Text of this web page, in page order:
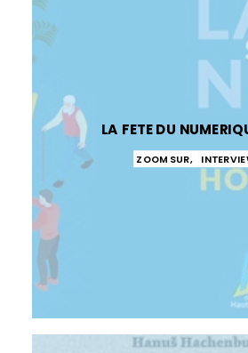
LA FETE DU
ZOOM SUR,